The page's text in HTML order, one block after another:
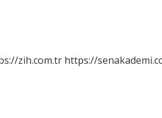
zih.com.tr https://